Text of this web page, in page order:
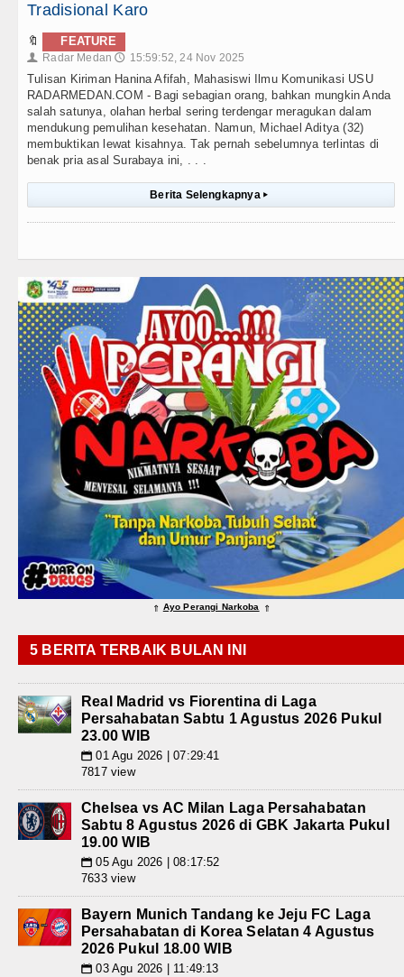
Tradisional Karo
🔖 FEATURE
👤 Radar Medan 🕔 15:59:52, 24 Nov 2025
Tulisan Kiriman Hanina Afifah, Mahasiswi Ilmu Komunikasi USU
RADARMEDAN.COM - Bagi sebagian orang, bahkan mungkin Anda
salah satunya, olahan herbal sering terdengar meragukan dalam
mendukung pemulihan kesehatan. Namun, Michael Aditya (32)
membuktikan lewat kisahnya. Tak pernah sebelumnya terlintas di
benak pria asal Surabaya ini, . . .
Berita Selengkapnya ▸
⇑ Ayo Perangi Narkoba ⇑
5 BERITA TERBAIK BULAN INI
Real Madrid vs Fiorentina di Laga
Persahabatan Sabtu 1 Agustus 2026 Pukul
23.00 WIB
📅 01 Agu 2026 | 07:29:41
7817 view
Chelsea vs AC Milan Laga Persahabatan
Sabtu 8 Agustus 2026 di GBK Jakarta Pukul
19.00 WIB
📅 05 Agu 2026 | 08:17:52
7633 view
Bayern Munich Tandang ke Jeju FC Laga
Persahabatan di Korea Selatan 4 Agustus
2026 Pukul 18.00 WIB
📅 03 Agu 2026 | 11:49:13